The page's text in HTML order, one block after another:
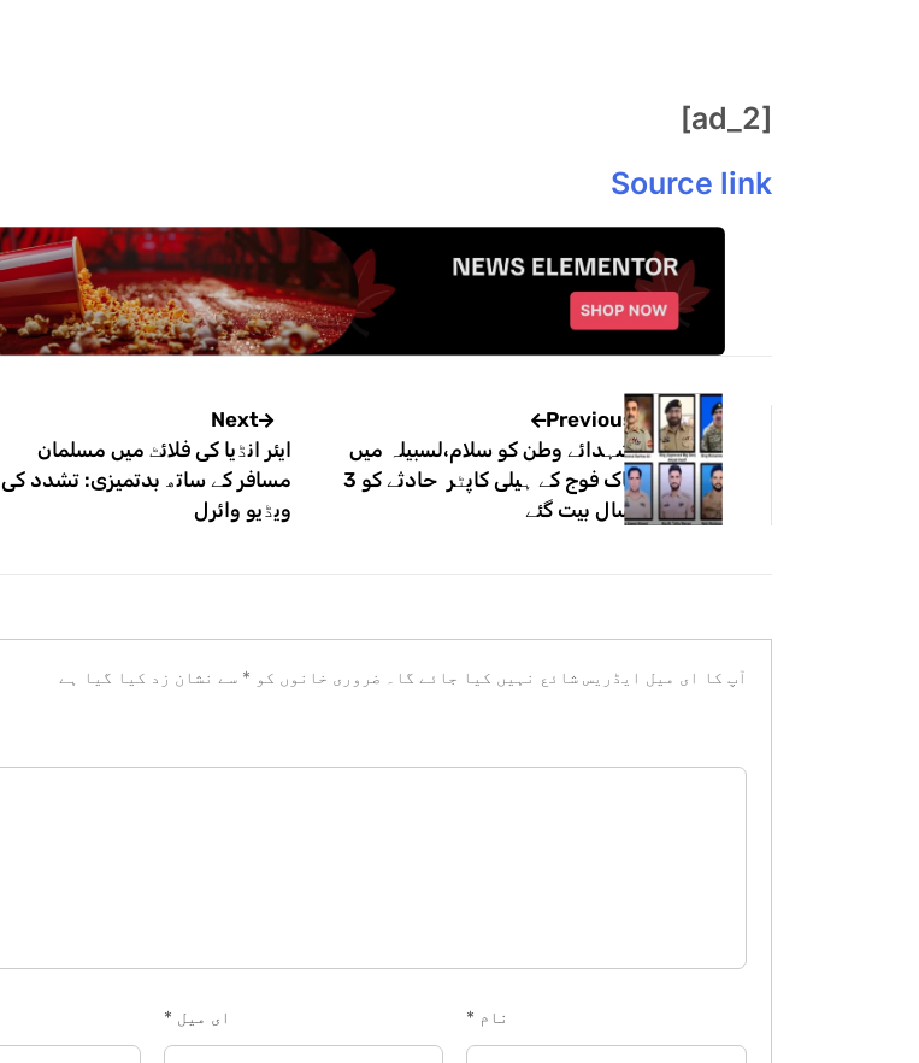
[ad_2]
Source link
Previous
شہدائے وطن کو سلام،لسبیلہ میں
پاک فوج کے ہیلی کاپٹر حادثے کو 3
سال بیت گئے
Next
ایئر انڈیا کی فلائٹ میں مسلمان
مسافر کے ساتھ بدتمیزی: تشدد کی
ویڈیو وائرل
آپ کا ای میل ایڈریس شائع نہیں کیا جائے گا۔ ضروری خانوں کو * سے نشان زد کیا گیا ہے
نام * ای میل *